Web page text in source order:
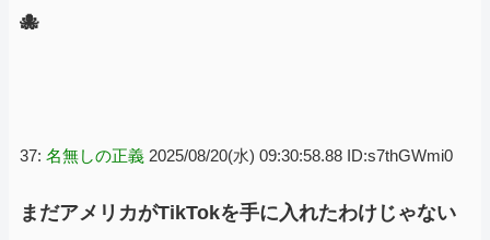
🐙
37: 名無しの正義 2025/08/20(水) 09:30:58.88 ID:s7thGWmi0
まだアメリカがTikTokを手に入れたわけじゃない